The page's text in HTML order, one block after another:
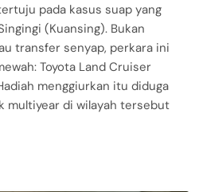
pada kasus suap yang
(Kuansing). Bukan
transfer senyap, perkara ini
Toyota Land Cruiser
menggiurkan itu diduga
multiyear di wilayah tersebut